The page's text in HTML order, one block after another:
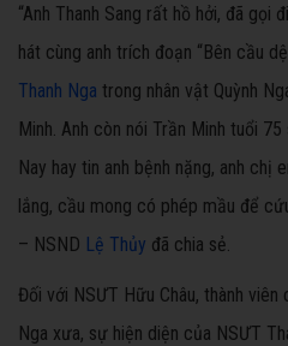
“Anh Thanh Sang rất hồ hởi, đã gọi
hát cùng anh trích đoạn “Bên cầu
Thanh Nga trong nhân vật Quỳnh
Minh. Anh còn nói Trần Minh tuổi
Nay hay tin anh bệnh nặng, anh chị
lắng, cầu mong có phép mầu để
– NSND Lệ Thủy đã chia sẻ.
Đối với NSƯT Hữu Châu, thành viên
Nga xưa, sự hiện diện của NSƯT